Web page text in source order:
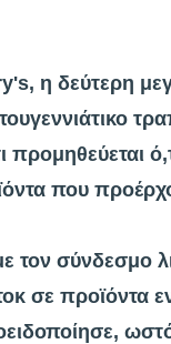
η δεύτερη
προμηθεύεται
που
τον σύνδεσμο
σε προϊόντα